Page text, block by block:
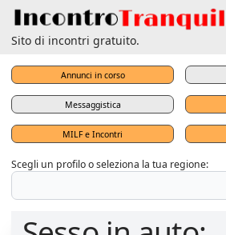
Sito di incontri gratuito.
Annunci in corso
Messaggistica
MILF e Incontri
Scegli un profilo o seleziona la tua regione: